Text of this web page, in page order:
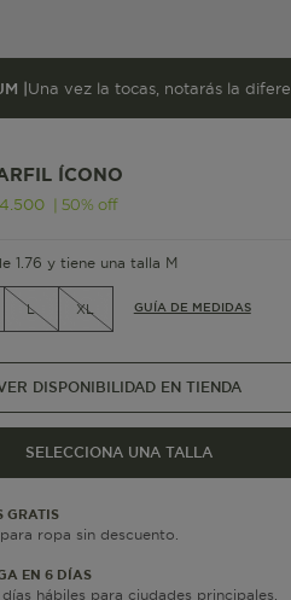
|Una vez la tocas, notarás la
ÍCONO
500 | 50% off
1.76 y tiene una talla M
L XL GUÍA DE MEDIDAS
DISPONIBILIDAD EN TIENDA
SELECCIONA UNA TALLA
GRATIS
ropa sin descuento.
EN 6 DÍAS
hábiles para ciudades principales.